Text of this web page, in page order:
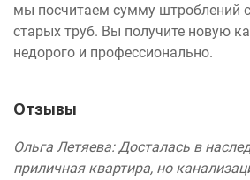
мы посчитаем сумму штроблений
старых труб. Вы получите новую
недорого и профессионально.
Отзывы
Ольга Летяева: Досталась в
приличная квартира, но